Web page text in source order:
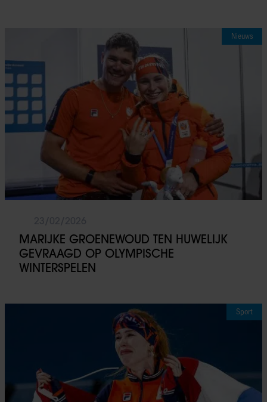
Nieuws
MARIJKE GROENEWOUD TEN HUWELIJK
GEVRAAGD OP OLYMPISCHE
WINTERSPELEN
Sport